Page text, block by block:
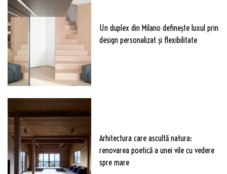
Un duplex din Milano definește luxul prin
design personalizat și flexibilitate
Arhitectura care ascultă natura:
renovarea poetică a unei vile cu vedere
spre mare